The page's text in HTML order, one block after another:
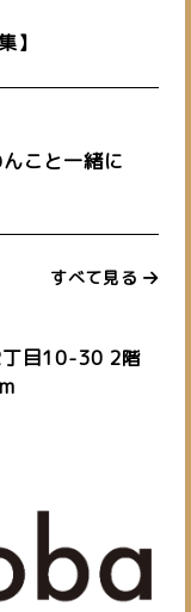
】
こと一緒に
すべて見る
目10-30 2階